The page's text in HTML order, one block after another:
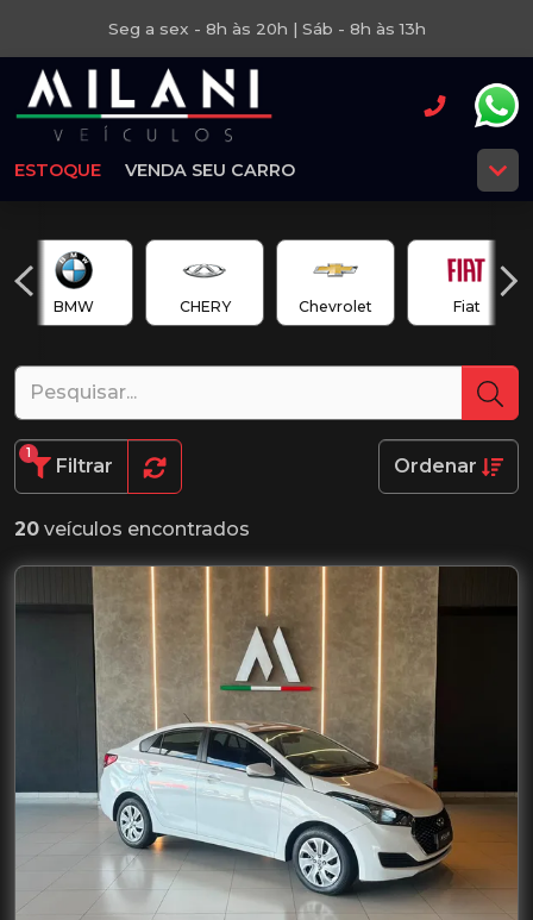
Seg a sex - 8h às 20h | Sáb - 8h às 13h
ESTOQUE VENDA SEU CARRO
BMW CHERY Chevrolet Fiat
Filtrar
1
Ordenar
20 veículos encontrados